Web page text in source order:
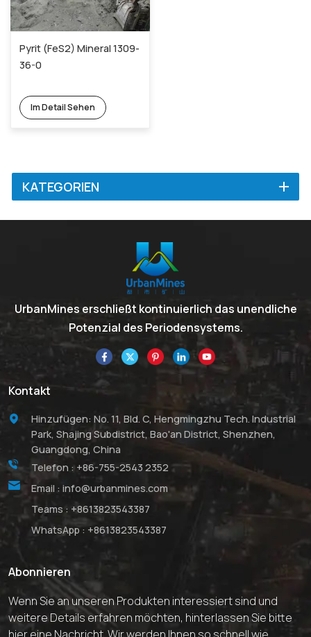
Pyrit (FeS2) Mineral 1309-
36-0
Im Detail Sehen
KATEGORIEN
UrbanMines erschließt kontinuierlich das unendliche
Potenzial des Periodensystems.
Kontakt
Hinzufügen: No. 11, Bld. C, Hengmingzhu Tech. Industrial
Park, Shajing Subdistrict, Bao'an District, Shenzhen,
Guangdong, China
Telefon : +86-755-2543 2352
Email : info@urbanmines.com
Teams : +8613823543387
WhatsApp : +8613823543387
Abonnieren
Wenn Sie an unseren Produkten interessiert sind und
weitere Details erfahren möchten, hinterlassen Sie bitte
hier eine Nachricht. Wir werden Ihnen so schnell wie